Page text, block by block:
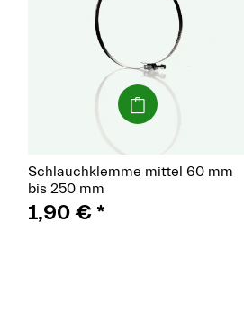
(Paket)
Schlauchklemme mittel 60 mm
bis 250 mm
1,90 €*